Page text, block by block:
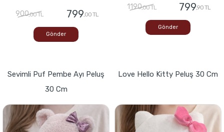
900,00 TL 799,00 TL
Gönder
1190,00 TL 799,90 TL
Gönder
Sevimli Puf Pembe Ayı Peluş
30 Cm
Love Hello Kitty Peluş 30 Cm